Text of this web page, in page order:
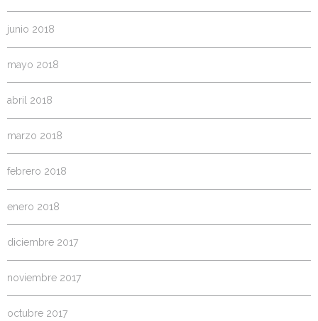
junio 2018
mayo 2018
abril 2018
marzo 2018
febrero 2018
enero 2018
diciembre 2017
noviembre 2017
octubre 2017